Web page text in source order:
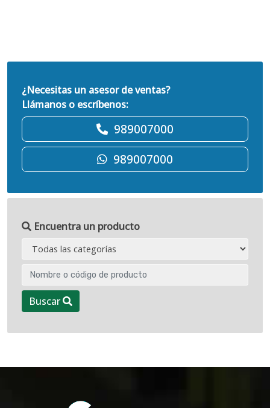
¿Necesitas un asesor de ventas?
Llámanos o escríbenos:
989007000
989007000
Encuentra un producto
Buscar